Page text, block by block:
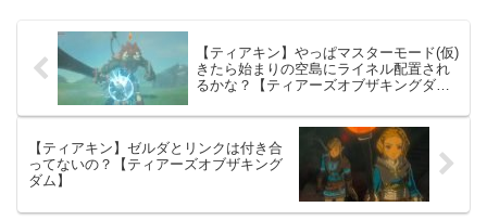
【ティアキン】やっぱマスターモード(仮)
きたら始まりの空島にライネル配置され
るかな？【ティアーズオブザキングダ
【ティアキン】ゼルダとリンクは付き合
ってないの？【ティアーズオブザキング
ダム】